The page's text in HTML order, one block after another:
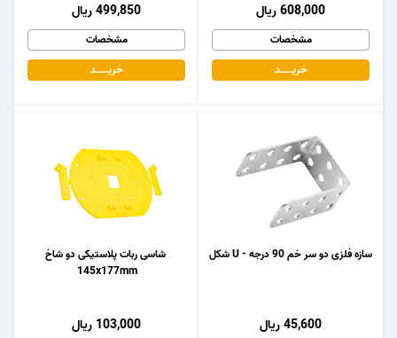
499,850 ریال
مشخصات
خریـــــــد
608,000 ریال
مشخصات
خریـــــــد
شاسی ربات پلاستیکی دو شاخ
145x177mm
103,000 ریال
سازه فلزی دو سر خم 90 درجه - U شکل
45,600 ریال